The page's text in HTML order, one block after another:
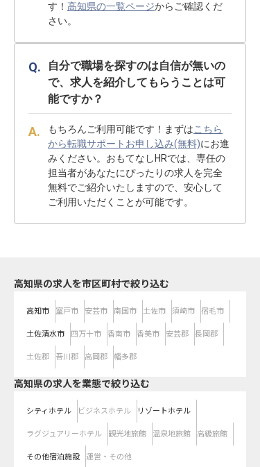
す！ 高知県の一覧ページからご確認くだ
さい。
自分で職場を探すのは自信が無いの
で、求人を紹介してもらうことは可
能ですか？
もちろんご利用可能です！まずはこちら
から転職サポートお申し込み(無料)にお進
みください。おもてなしHRでは、専任の
担当者があなたにぴったりの求人を完全
無料でご紹介いたしますので、安心して
ご利用いただくことが可能です。
高知県の求人を市区町村で絞り込む
高知市 室戸市 安芸市 南国市 土佐市 須崎市 宿毛市
土佐清水市 四万十市 香南市 香美市 安芸郡 長岡郡
土佐郡 吾川郡 高岡郡 幡多郡
高知県の求人を業態で絞り込む
シティホテル ビジネスホテル リゾートホテル
ラグジュアリーホテル 観光地旅館 温泉地旅館 高級旅館
その他宿泊施設 運営・その他